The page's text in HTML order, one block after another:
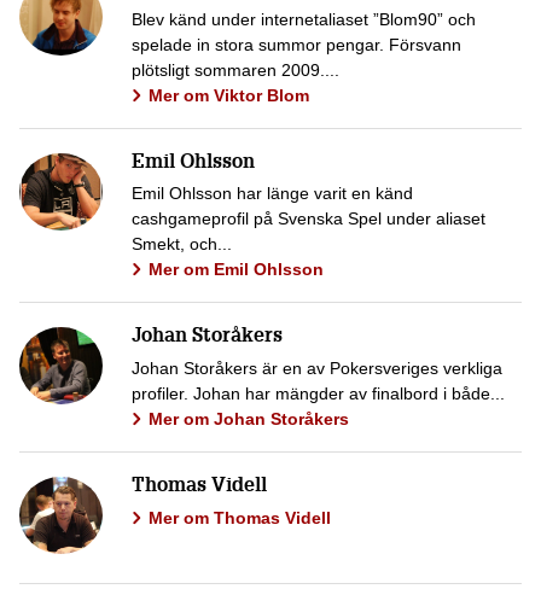
Blev känd under internetaliaset ”Blom90” och
spelade in stora summor pengar. Försvann
plötsligt sommaren 2009....
Mer om Viktor Blom
Emil Ohlsson
Emil Ohlsson har länge varit en känd
cashgameprofil på Svenska Spel under aliaset
Smekt, och...
Mer om Emil Ohlsson
Johan Storåkers
Johan Storåkers är en av Pokersveriges verkliga
profiler. Johan har mängder av finalbord i både...
Mer om Johan Storåkers
Thomas Videll
Mer om Thomas Videll